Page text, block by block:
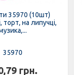
35970 (10шт)
на липучці,
35970
грн.